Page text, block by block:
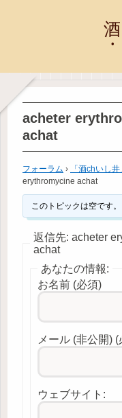
acheter
achat
フォーラム › 「酒chいし
erythromycine achat
このトピックは空です。
返信先: acheter
achat
あなたの情報:
お名前 (必須)
メール (非公開) (
ウェブサイト: